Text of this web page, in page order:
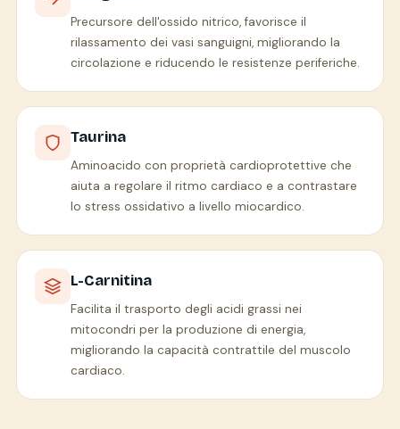
Precursore dell'ossido nitrico, favorisce il
rilassamento dei vasi sanguigni, migliorando la
circolazione e riducendo le resistenze periferiche.
Taurina
Aminoacido con proprietà cardioprotettive che
aiuta a regolare il ritmo cardiaco e a contrastare
lo stress ossidativo a livello miocardico.
L-Carnitina
Facilita il trasporto degli acidi grassi nei
mitocondri per la produzione di energia,
migliorando la capacità contrattile del muscolo
cardiaco.